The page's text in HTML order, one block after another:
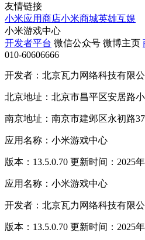
友情链接
小米应用商店小米商城英雄互娱
小米游戏中心
开发者平台 微信公众号 微博主页
010-60606666
开发者：北京瓦力网络科技有限公
北京地址：北京市昌平区安居路
南京地址：南京市建邺区永初路
应用名称：小米游戏中心
版本：13.5.0.70 更新时间：2025
应用名称：小米游戏中心
开发者：北京瓦力网络科技有限
版本：13.5.0.70 更新时间：2025